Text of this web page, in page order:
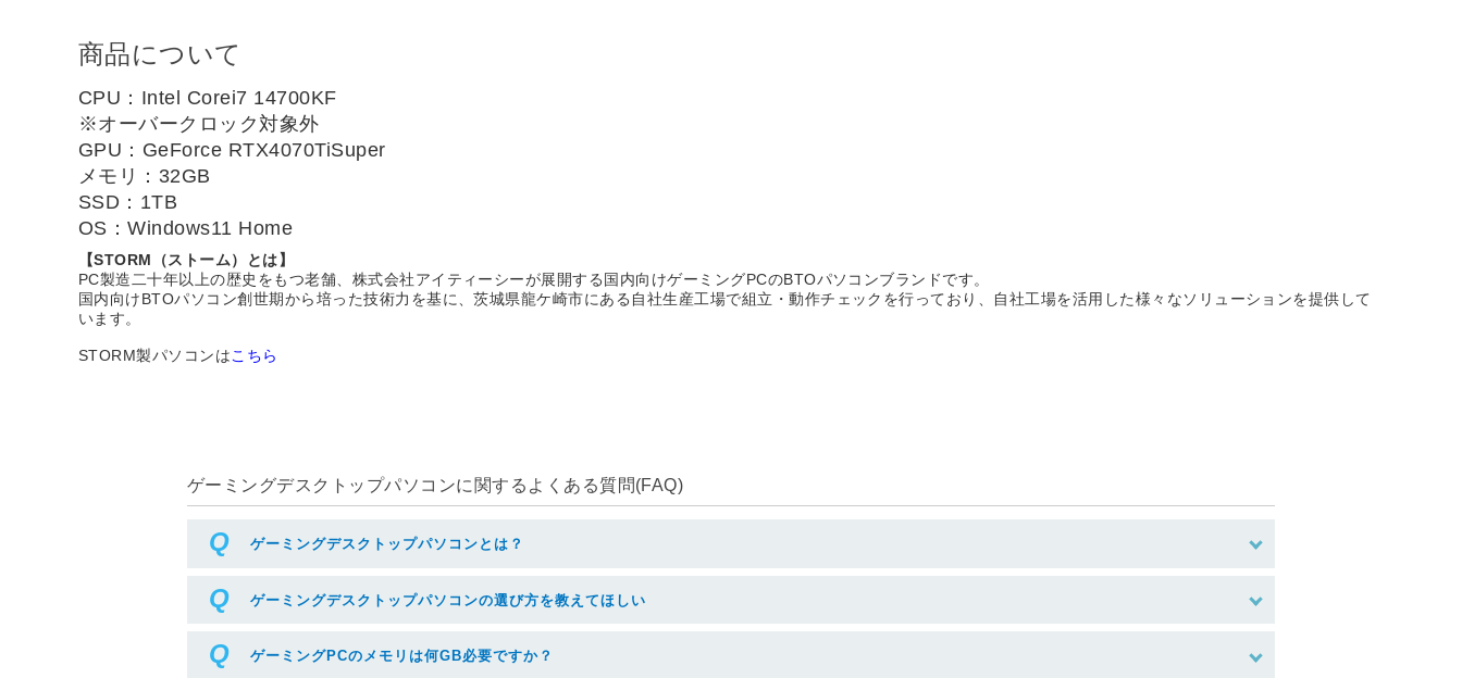
商品について
CPU：Intel Corei7 14700KF
※オーバークロック対象外
GPU：GeForce RTX4070TiSuper
メモリ：32GB
SSD：1TB
OS：Windows11 Home
【STORM（ストーム）とは】
PC製造二十年以上の歴史をもつ老舗、株式会社アイティーシーが展開する国内向けゲーミングPCのBTOパソコンブランドです。
国内向けBTOパソコン創世期から培った技術力を基に、茨城県龍ケ崎市にある自社生産工場で組立・動作チェックを行っており、自社工場を活用した様々なソリューションを提供して
います。
STORM製パソコンはこちら
ゲーミングデスクトップパソコンに関するよくある質問(FAQ)
ゲーミングデスクトップパソコンとは？
ゲーミングデスクトップパソコンの選び方を教えてほしい
ゲーミングPCのメモリは何GB必要ですか？